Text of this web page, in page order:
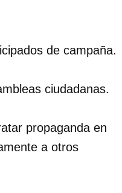
de campaña.
ciudadanas.
propaganda en
a otros